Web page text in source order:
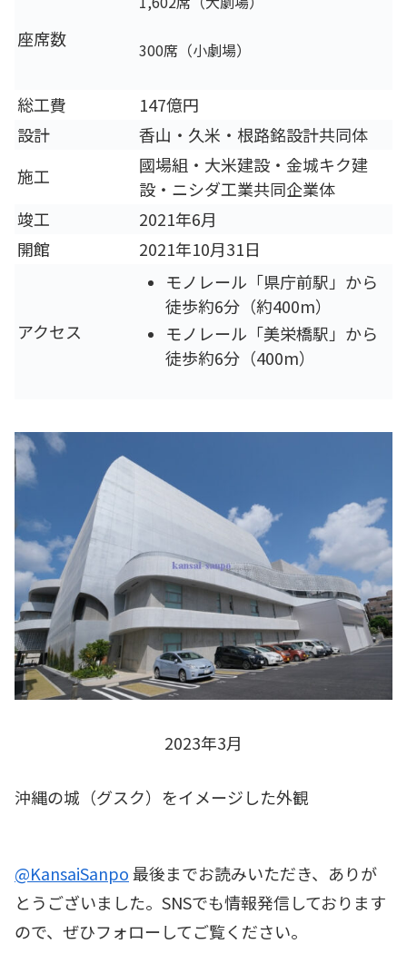
座席数 300席（小劇場）
総工費
147億円
設計
香山・久米・根路銘設計共同体
施工
國場組・大米建設・金城キク建
設・ニシダ工業共同企業体
竣工
2021年6月
開館
2021年10月31日
アクセス
モノレール「県庁前駅」から
徒歩約6分（約400m）
モノレール「美栄橋駅」から
徒歩約6分（400m）
2023年3月
沖縄の城（グスク）をイメージした外観
@KansaiSanpo最後までお読みいただき、ありが
とうございました。SNSでも情報発信しております
ので、ぜひフォローしてご覧ください。